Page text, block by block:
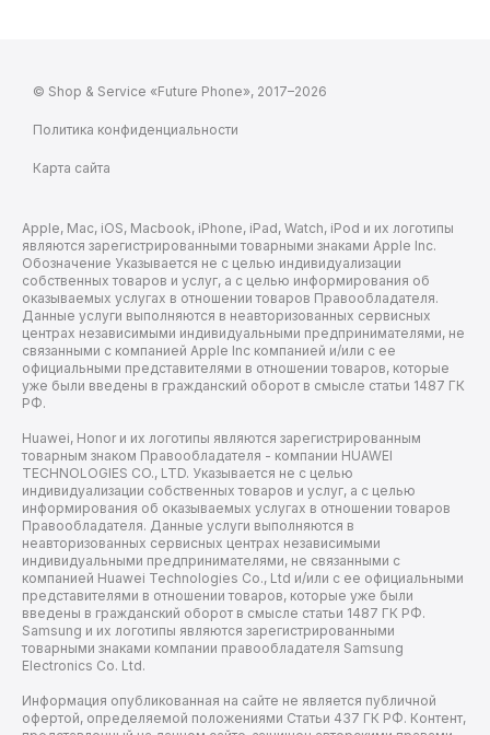
© Shop & Service «Future Phone», 2017–2026
Политика конфиденциальности
Карта сайта
Apple, Mac, iOS, Macbook, iPhone, iPad, Watch, iPod и их логотипы
являются зарегистрированными товарными знаками Apple Inc.
Обозначение Указывается не с целью индивидуализации
собственных товаров и услуг, а с целью информирования об
оказываемых услугах в отношении товаров Правообладателя.
Данные услуги выполняются в неавторизованных сервисных
центрах независимыми индивидуальными предпринимателями, не
связанными с компанией Apple Inc компанией и/или с ее
официальными представителями в отношении товаров, которые
уже были введены в гражданский оборот в смысле статьи 1487 ГК
РФ.
Huawei, Honor и их логотипы являются зарегистрированным
товарным знаком Правообладателя - компании HUAWEI
TECHNOLOGIES CO., LTD. Указывается не с целью
индивидуализации собственных товаров и услуг, а с целью
информирования об оказываемых услугах в отношении товаров
Правообладателя. Данные услуги выполняются в
неавторизованных сервисных центрах независимыми
индивидуальными предпринимателями, не связанными с
компанией Huawei Technologies Co., Ltd и/или с ее официальными
представителями в отношении товаров, которые уже были
введены в гражданский оборот в смысле статьи 1487 ГК РФ.
Samsung и их логотипы являются зарегистрированными
товарными знаками компании правообладателя Samsung
Electronics Co. Ltd.
Информация опубликованная на сайте не является публичной
офертой, определяемой положениями Статьи 437 ГК РФ. Контент,